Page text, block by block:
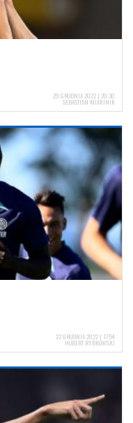
29 GRUDNIA 2022 | 20:30
SEBASTIAN MIAKINIK
22 GRUDNIA 2022 | 17:54
HUBERT RYBKOWSKI